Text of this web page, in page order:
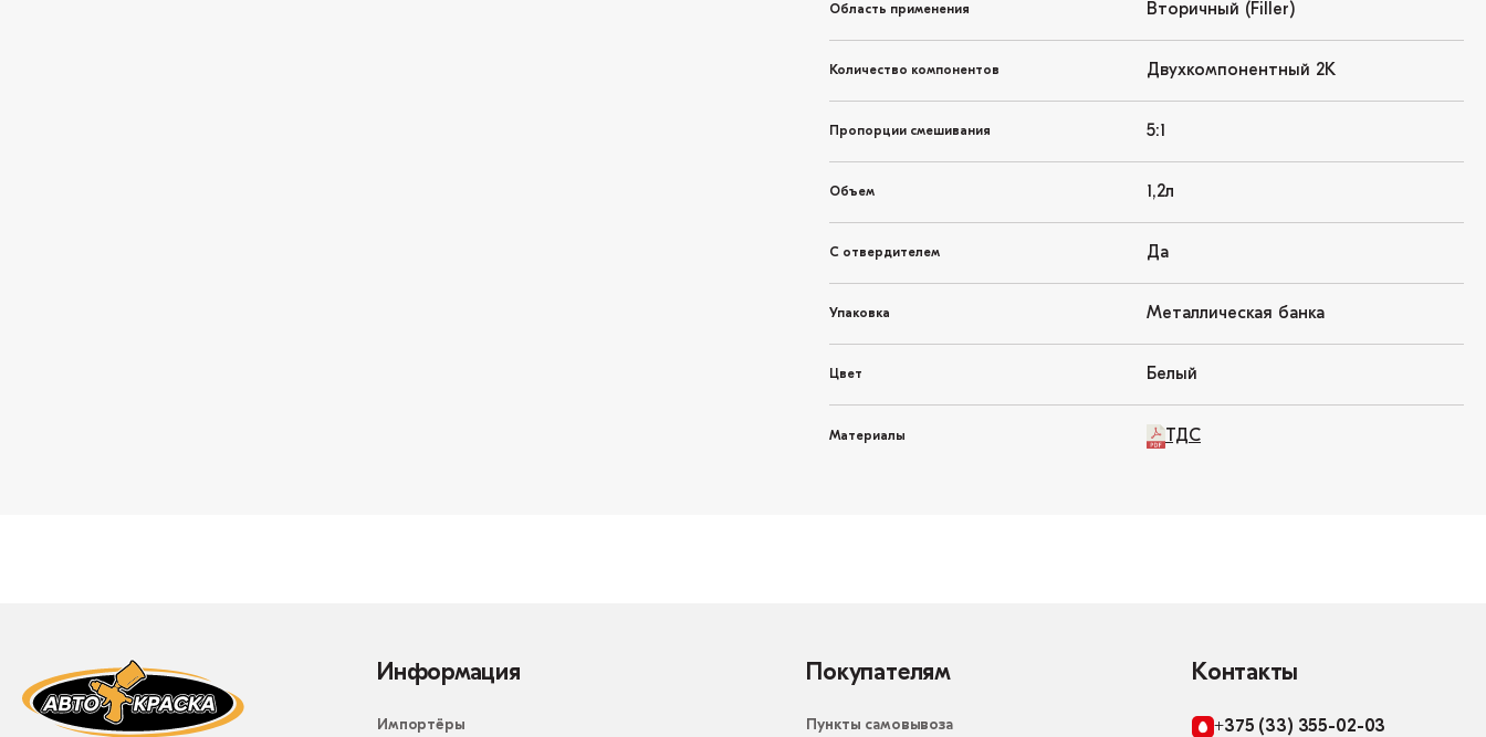
Область применения Вторичный (Filler)
Количество компонентов Двухкомпонентный 2K
Пропорции смешивания 5:1
Объем 1,2л
С отвердителем Да
Упаковка Металлическая банка
Цвет Белый
Материалы ТДС
Информация
Импортёры
Покупателям
Пункты самовывоза
Контакты
+375 (33) 355-02-03